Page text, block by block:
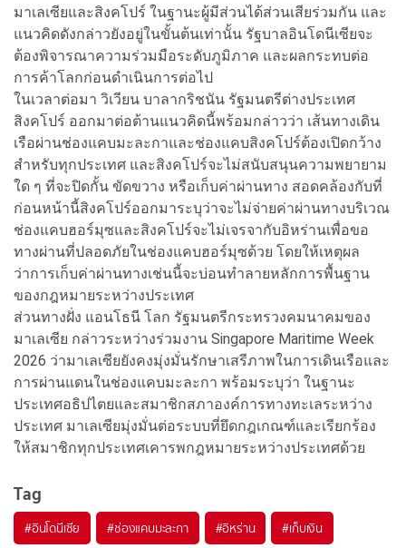
มาเลเซียและสิงคโปร์ ในฐานะผู้มีส่วนได้ส่วนเสียร่วมกัน และ
แนวคิดดังกล่าวยังอยู่ในขั้นต้นเท่านั้น รัฐบาลอินโดนีเซียจะ
ต้องพิจารณาความร่วมมือระดับภูมิภาค และผลกระทบต่อ
การค้าโลกก่อนดำเนินการต่อไป
ในเวลาต่อมา วิเวียน บาลากริชนัน รัฐมนตรีต่างประเทศ
สิงคโปร์ ออกมาต่อต้านแนวคิดนี้พร้อมกล่าวว่า เส้นทางเดิน
เรือผ่านช่องแคบมะละกาและช่องแคบสิงคโปร์ต้องเปิดกว้าง
สำหรับทุกประเทศ และสิงคโปร์จะไม่สนับสนุนความพยายาม
ใด ๆ ที่จะปิดกั้น ขัดขวาง หรือเก็บค่าผ่านทาง สอดคล้องกับที่
ก่อนหน้านี้สิงคโปร์ออกมาระบุว่าจะไม่จ่ายค่าผ่านทางบริเวณ
ช่องแคบฮอร์มุซและสิงคโปร์จะไม่เจรจากับอิหร่านเพื่อขอ
ทางผ่านที่ปลอดภัยในช่องแคบฮอร์มุซด้วย โดยให้เหตุผล
ว่าการเก็บค่าผ่านทางเช่นนี้จะบ่อนทำลายหลักการพื้นฐาน
ของกฎหมายระหว่างประเทศ
ส่วนทางฝั่ง แอนโธนี โลก รัฐมนตรีกระทรวงคมนาคมของ
มาเลเซีย กล่าวระหว่างร่วมงาน Singapore Maritime Week
2026 ว่ามาเลเซียยังคงมุ่งมั่นรักษาเสรีภาพในการเดินเรือและ
การผ่านแดนในช่องแคบมะละกา พร้อมระบุว่า ในฐานะ
ประเทศอธิปไตยและสมาชิกสภาองค์การทางทะเลระหว่าง
ประเทศ มาเลเซียมุ่งมั่นต่อระบบที่ยึดกฎเกณฑ์และเรียกร้อง
ให้สมาชิกทุกประเทศเคารพกฎหมายระหว่างประเทศด้วย
Tag
#อินโดนีเซีย #ช่องแคบมะละกา #อิหร่าน #เก็บเงิน